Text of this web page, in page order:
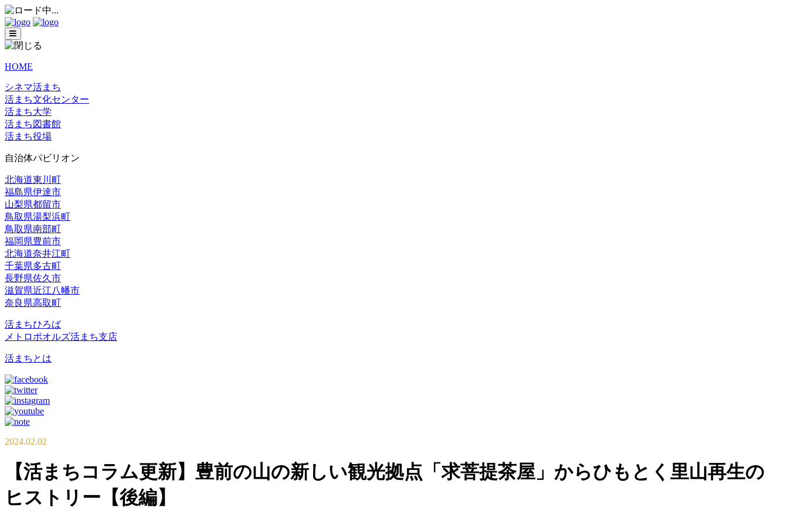
HOME
シネマ活まち
活まち文化センター
活まち大学
活まち図書館
活まち役場
自治体パビリオン
北海道東川町
福島県伊達市
山梨県都留市
鳥取県湯梨浜町
鳥取県南部町
福岡県豊前市
北海道奈井江町
千葉県多古町
長野県佐久市
滋賀県近江八幡市
奈良県高取町
活まちひろば
メトロポオルズ活まち支店
活まちとは
2024.02.02
【活まちコラム更新】豊前の山の新しい観光拠点「求菩提茶屋」からひもとく里山再生の
ヒストリー【後編】